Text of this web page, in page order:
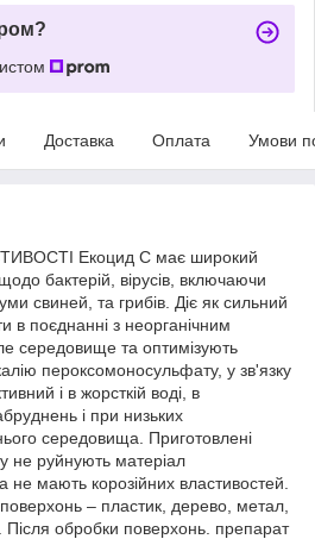
Доставка Оплата Умови
Екоцид С має широкий
бактерій, вірусів, включаючи
свиней, та грибів. Діє як сильний
в поєднанні з неорганічним
середовище та оптимізують
пероксомоносульфату, у зв'язку
і в жорсткій воді, в
і при низьких
середовища. Приготовлені
не руйнують матеріал
не мають корозійних властивостей.
– пластик, дерево, метал,
Після обробки поверхонь. препарат